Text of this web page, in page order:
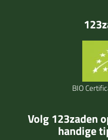
BIO
Volg 123zaden
handige